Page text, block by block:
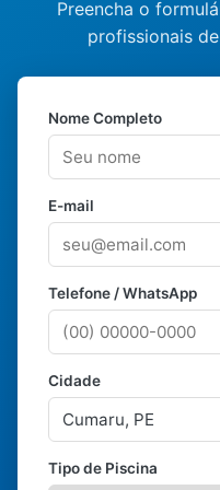
Preencha o
profissionais
Nome Completo
E-mail
Telefone / WhatsApp
Cidade
Tipo de Piscina